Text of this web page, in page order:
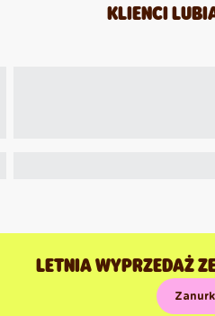
KLIENCI
LETNIA WYPRZEDAŻ